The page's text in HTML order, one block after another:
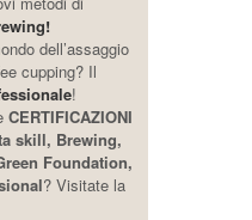
dell’assaggio
cupping? Il
!
CERTIFICAZIONI
skill, Brewing,
Foundation,
? Visitate la